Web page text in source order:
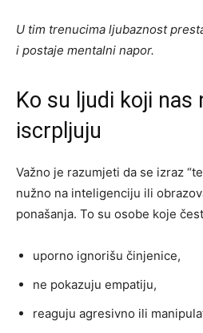
U tim trenucima ljubaznost
i postaje mentalni napor.
Ko su ljudi koji nas
iscrpljuju
Važno je razumjeti da se izraz
nužno na inteligenciju ili
ponašanja. To su osobe koje
uporno ignorišu činjenice,
ne pokazuju empatiju,
reaguju agresivno ili